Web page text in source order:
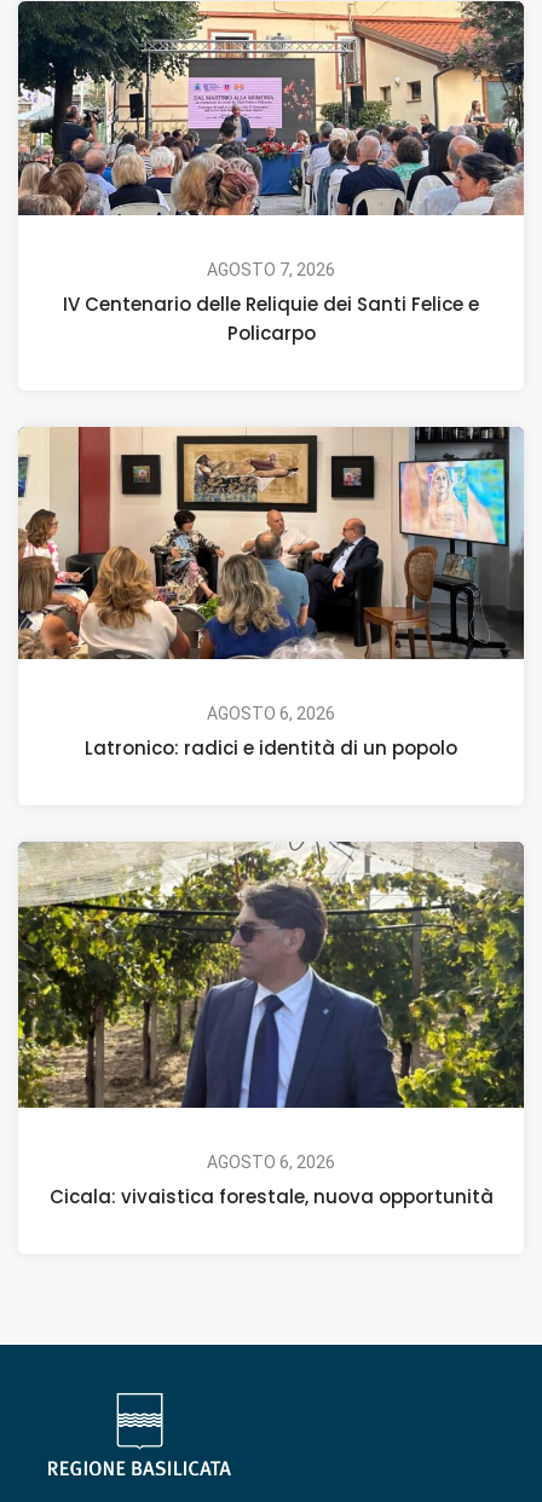
AGOSTO 7, 2026
IV Centenario delle Reliquie dei Santi Felice e
Policarpo
AGOSTO 6, 2026
Latronico: radici e identità di un popolo
AGOSTO 6, 2026
Cicala: vivaistica forestale, nuova opportunità